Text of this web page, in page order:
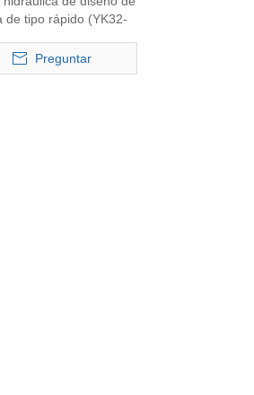
de tipo rápido (YK32-
Preguntar